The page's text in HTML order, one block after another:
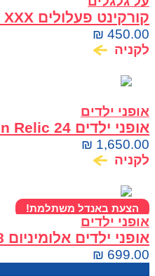
לפריסטייל וסקייטפארק
₪ 450.00
לקניה
אופני ילדים
אופני ילדים Polygon Relic 24
₪ 1,650.00
לקניה
הצעת באנדל משתלמת!
אופני ילדים
אופני ילדים אלומיניום BMX ROCKET 18
₪ 699.00